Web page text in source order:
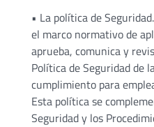
• La política de
el marco normativo de
aprueba, comunica y
Política de Seguridad de
cumplimiento para
Esta política se
Seguridad y los